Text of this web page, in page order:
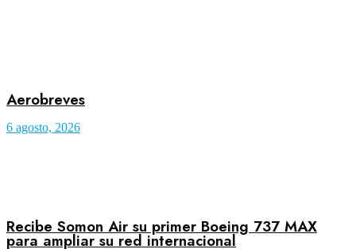
Aerobreves
6 agosto, 2026
Recibe Somon Air su primer Boeing 737 MAX
para ampliar su red internacional